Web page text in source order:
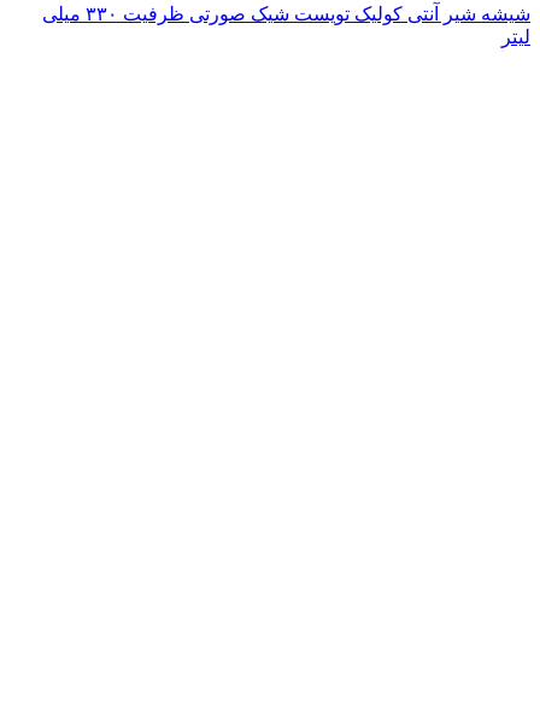
شیشه شیر آنتی کولیک تویست شیک صورتی ظرفیت ۳۳۰ میلی
لیتر